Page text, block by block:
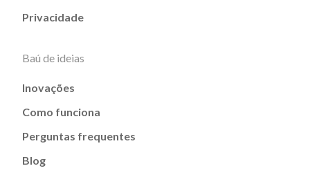
Privacidade
Baú de ideias
Inovações
Como funciona
Perguntas frequentes
Blog